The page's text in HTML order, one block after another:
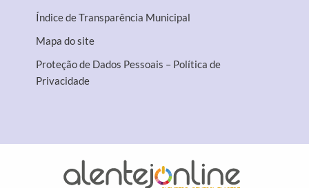
Índice de Transparência Municipal
Mapa do site
Proteção de Dados Pessoais – Política de
Privacidade